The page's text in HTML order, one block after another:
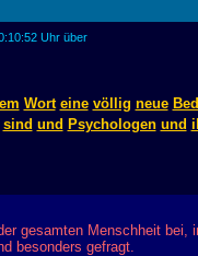
Uhr über
Wort eine völlig neue
sind und Psychologen und
gesamten Menschheit bei,
besonders gefragt.